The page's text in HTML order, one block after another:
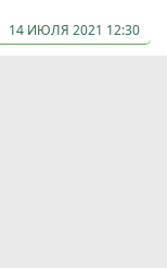
14 ИЮЛЯ 2021 12:30